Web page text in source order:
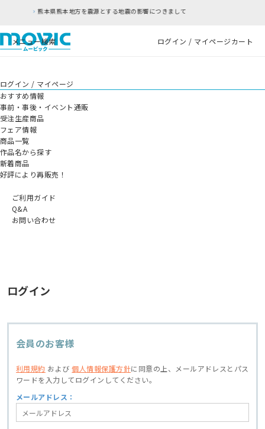
方を震源とする地震の影響につきまして
メニュー検索 ログイン / マイページカート
ログイン / マイページ
おすすめ情報
事前・事後・イベント通販
受注生産商品
フェア情報
商品一覧
作品名から探す
新着商品
好評により再販売！
ご利用ガイド
Q&A
お問い合わせ
ログイン
会員のお客様
利用規約 および個人情報保護方針に同意の上、
メールアドレスとパス
ワードを入力してログインしてください。
メールアドレス：